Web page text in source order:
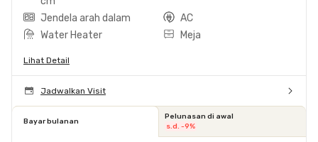
Jendela arah dalam
AC
Water Heater
Meja
Lihat Detail
Jadwalkan Visit
Bayar bulanan
Pelunasan di awal
s.d. -9%